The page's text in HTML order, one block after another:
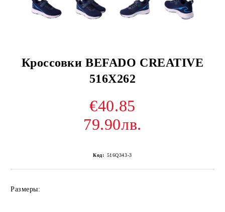
Кроссовки BEFADO CREATIVE
516X262
€40.85
79.90лв.
Код: 516Q343-3
Размеры: